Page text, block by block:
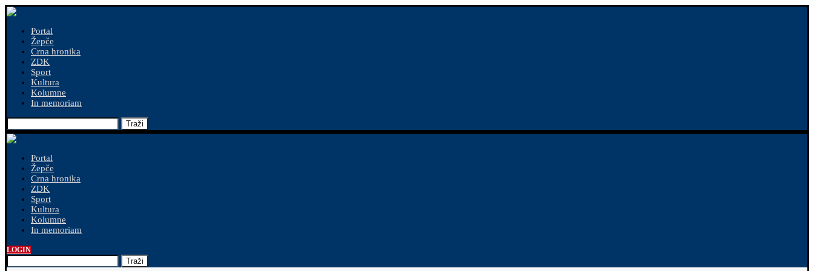
Portal
Žepče
Crna hronika
ZDK
Sport
Kultura
Kolumne
In memoriam
Traži
Portal
Žepče
Crna hronika
ZDK
Sport
Kultura
Kolumne
In memoriam
LOGIN
Traži